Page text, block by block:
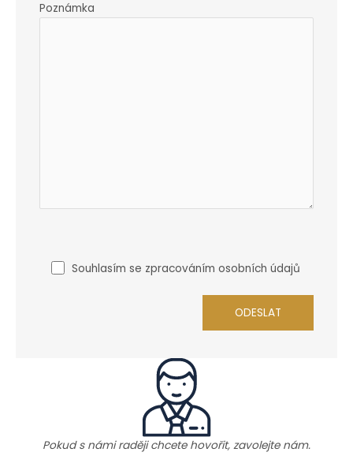
Poznámka
Souhlasím se zpracováním osobních údajů
Pokud s námi raději chcete hovořit, zavolejte nám.